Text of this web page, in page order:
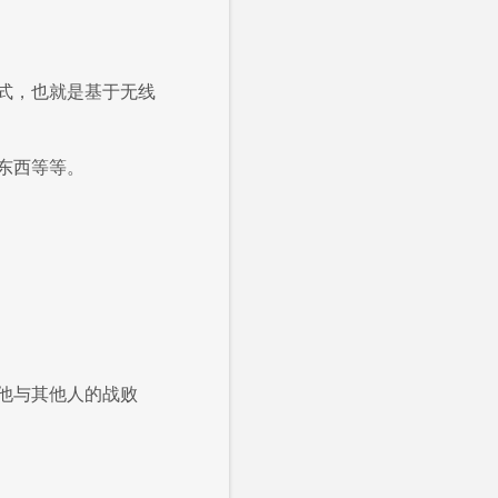
，也就是基于无线
西等等。
与其他人的战败